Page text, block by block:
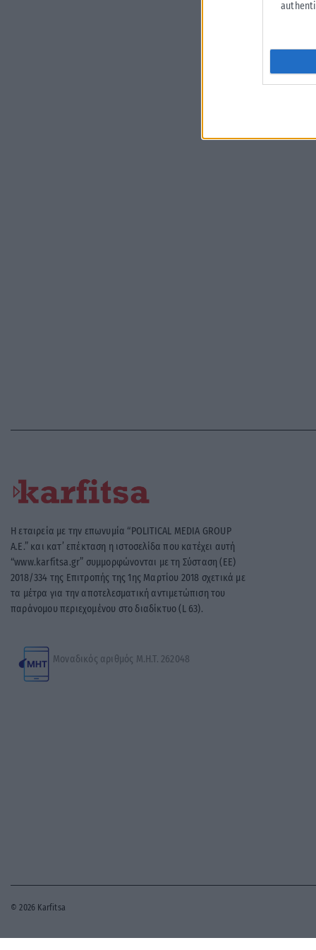
Η εταιρεία με την επωνυμία “POLITICAL MEDIA GROUP
A.E.” και κατ’ επέκταση η ιστοσελίδα που κατέχει αυτή
“www.karfitsa.gr” συμμορφώνονται με τη Σύσταση (ΕΕ)
2018/334 της Επιτροπής της 1ης Μαρτίου 2018 σχετικά με
τα μέτρα για την αποτελεσματική αντιμετώπιση του
παράνομου περιεχομένου στο διαδίκτυο (L 63).
Μοναδικός αριθμός Μ.Η.Τ. 262048
© 2026 Karfitsa